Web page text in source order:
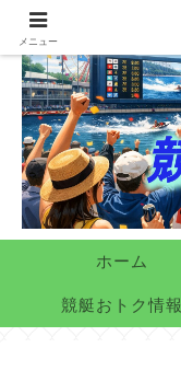
ホーム
競艇おトク情報
メニュー